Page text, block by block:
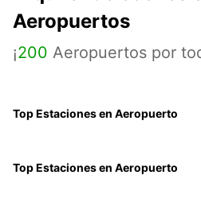
Aeropuertos
¡200 Aeropuertos por
Top Estaciones en Aeropuerto
Top Estaciones en Aeropuerto